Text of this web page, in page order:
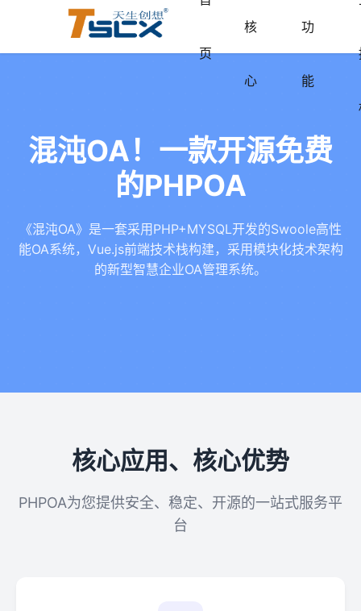
页
核
心
功
能
混沌OA！一款开源免费
的PHPOA
《混沌OA》是一套采用PHP+MYSQL开发的Swoole高性
能OA系统，Vue.js前端技术栈构建，采用模块化技术架构
的新型智慧企业OA管理系统。
核心应用、核心优势
PHPOA为您提供安全、稳定、开源的一站式服务平
台